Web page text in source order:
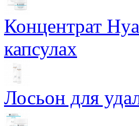
Концентрат
капсулах
Лосьон для